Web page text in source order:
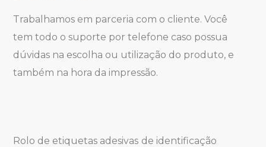
Trabalhamos em parceria com o cliente. Você
tem todo o suporte por telefone caso possua
dúvidas na escolha ou utilização do produto, e
também na hora da impressão.
Rolo de etiquetas adesivas de identificação